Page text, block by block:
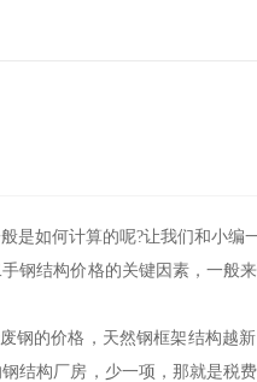
如何计算的呢?让我们和小编一
钢结构价格的关键因素，一般
的价格，天然钢框架结构越
结构厂房，少一项，那就是税